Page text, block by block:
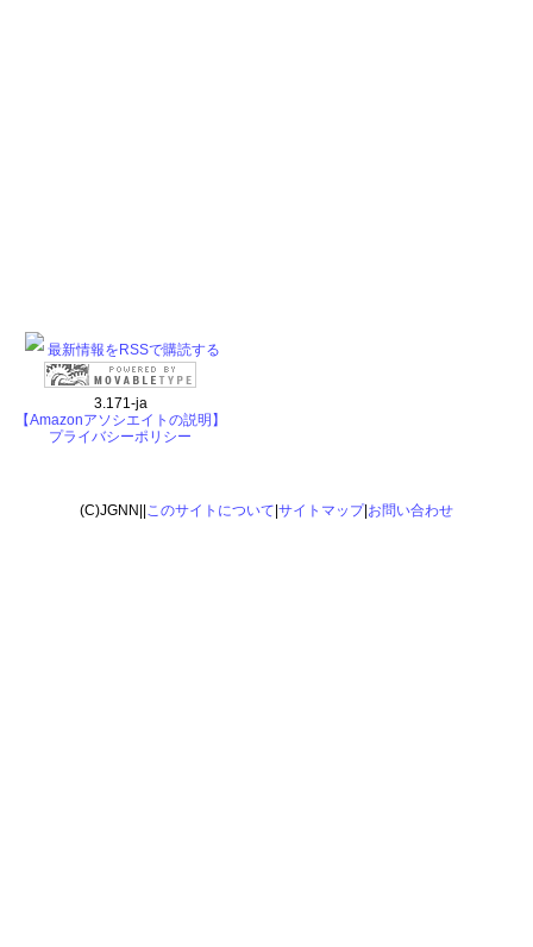
最新情報をRSSで購読する
3.171-ja
【Amazonアソシエイトの説明】
プライバシーポリシー
(C)JGNN|| このサイトについて サイトマップ| お問い合わせ